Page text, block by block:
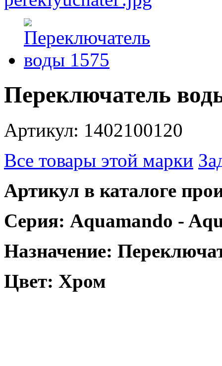
Переключатель
Артикул: 1402100120
Все товары этой марки
Артикул в каталоге
Серия: Aquamando -
Назначение:
Цвет: Хром